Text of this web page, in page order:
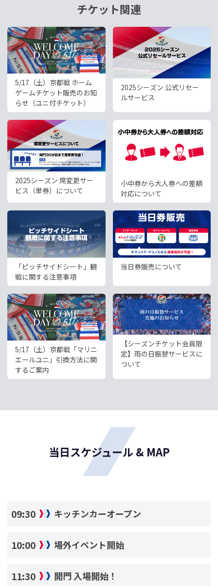
チケット関連
5/17（土）京都戦 ホーム
ゲームチケット販売のお知
らせ（ユニ付チケット）
2025シーズン 公式リセー
ルサービス
2025シーズン 席変更サー
ビス（単券）について
小中券から大人券への差額
対応について
「ピッチサイドシート」観
戦に関する注意事項
当日券販売について
5/17（土）京都戦「マリニ
エールユニ」引換方法に関
するご案内
【シーズンチケット会員限
定】雨の日振替サービスに
ついて
当日スケジュール & MAP
09:30 キッチンカーオープン
10:00 場外イベント開始
11:30 開門 入場開始！